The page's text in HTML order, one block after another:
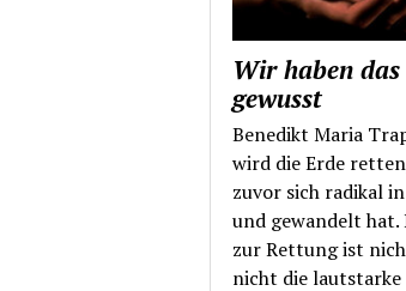
Wir haben
gewusst
Benedikt Maria
wird die Erde
zuvor sich radikal
und gewandelt hat.
zur Rettung ist
nicht die lautstarke